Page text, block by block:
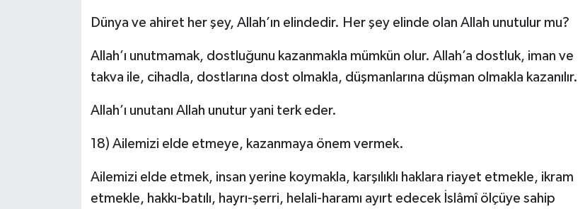
Dünya ve ahiret her şey, Allah’ın elindedir. Her şey elinde olan Allah unutulur mu?
Allah’ı unutmamak, dostluğunu kazanmakla mümkün olur. Allah’a dostluk, iman ve
takva ile, cihadla, dostlarına dost olmakla, düşmanlarına düşman olmakla kazanılır.
Allah’ı unutanı Allah unutur yani terk eder.
18) Ailemizi elde etmeye, kazanmaya önem vermek.
Ailemizi elde etmek, insan yerine koymakla, karşılıklı haklara riayet etmekle, ikram
etmekle, hakkı-batılı, hayrı-şerri, helali-haramı ayırt edecek İslâmî ölçüye sahip